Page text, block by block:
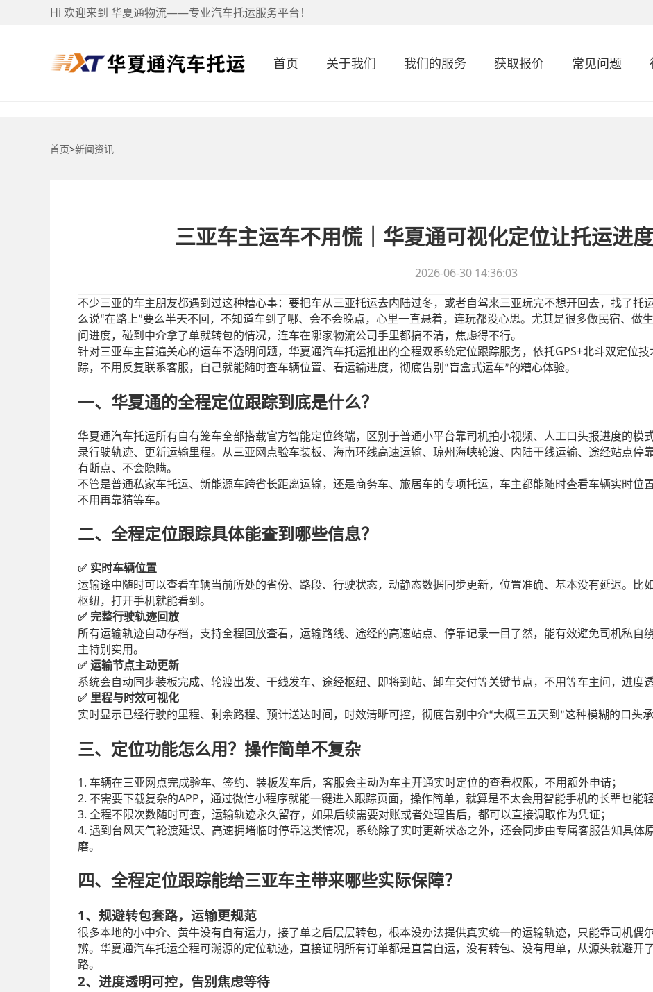
Hi 欢迎来到 华夏通物流——专业汽车托运服务平台！
首页 关于我们 我们的服务 获取报价 常见问题
首页>新闻资讯
三亚车主运车不用慌｜华夏通可视化定位让托运进
2026-06-30 14:36:03
不少三亚的车主朋友都遇到过这种糟心事：要把车从三亚托运去内陆过冬，或者自驾来三亚玩完不想开回去，找了托
么说“在路上”要么半天不回，不知道车到了哪、会不会晚点，心里一直悬着，连玩都没心思。尤其是很多做民宿、做
问进度，碰到中介拿了单就转包的情况，连车在哪家物流公司手里都搞不清，焦虑得不行。
针对三亚车主普遍关心的运车不透明问题，华夏通汽车托运推出的全程双系统定位跟踪服务，依托GPS+北斗双定位技
踪，不用反复联系客服，自己就能随时查车辆位置、看运输进度，彻底告别 “盲盒式运车”的糟心体验。
一、华夏通的全程定位跟踪到底是什么？
华夏通汽车托运所有自有笼车全部搭载官方智能定位终端，区别于普通小平台靠司机拍小视频、人工口头报进度的模
录行驶轨迹、更新运输里程。从三亚网点验车装板、海南环线高速运输、琼州海峡轮渡、内陆干线运输、途经站点停
有断点、不会隐瞒。
不管是普通私家车托运、新能源车跨省长距离运输，还是商务车、旅居车的专项托运，车主都能随时查看车辆实时位
不用再靠猜等车。
二、全程定位跟踪具体能查到哪些信息？
✅ 实时车辆位置
运输途中随时可以查看车辆当前所处的省份、路段、行驶状态，动静态数据同步更新，位置准确、基本没有延迟。比
枢纽，打开手机就能看到。
✅ 完整行驶轨迹回放
所有运输轨迹自动存档，支持全程回放查看，运输路线、途经的高速站点、停靠记录一目了然，能有效避免司机私自
主特别实用。
✅ 运输节点主动更新
系统会自动同步装板完成、轮渡出发、干线发车、途经枢纽、即将到站、卸车交付等关键节点，不用等车主问，进度
✅ 里程与时效可视化
实时显示已经行驶的里程、剩余路程、预计送达时间，时效清晰可控，彻底告别中介“大概三五天到 ”这种模糊的口头
三、定位功能怎么用？操作简单不复杂
1. 车辆在三亚网点完成验车、签约、装板发车后，客服会主动为车主开通实时定位的查看权限，不用额外申请；
2. 不需要下载复杂的APP，通过微信小程序就能一键进入跟踪页面，操作简单，就算是不太会用智能手机的长辈也能轻
3. 全程不限次数随时可查，运输轨迹永久留存，如果后续需要对账或者处理售后，都可以直接调取作为凭证；
4. 遇到台风天气轮渡延误、高速拥堵临时停靠这类情况，系统除了实时更新状态之外，还会同步由专属客服告知具体
磨。
四、全程定位跟踪能给三亚车主带来哪些实际保障？
1、规避转包套路，运输更规范
很多本地的小中介、黄牛没有自有运力，接了单之后层层转包，根本没办法提供真实统一的运输轨迹，只能靠司机偶
辨。华夏通汽车托运全程可溯源的定位轨迹，直接证明所有订单都是直营自运，没有转包、没有甩单，从源头就避开
路。
2、进度透明可控，告别焦虑等待